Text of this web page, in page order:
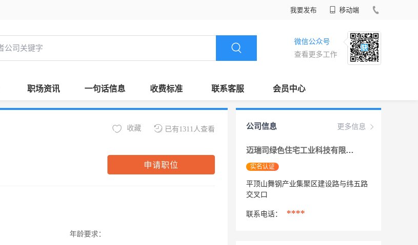
我要发布 移动端
微信公众号
查看更多工作
职场资讯 一句话信息 收费标准 联系客服 会员中心
已有1311人查看
收藏
申请职位
年龄要求：
更多信息
公司信息
迈瑞司绿色住宅工业科技有限公司
实名认证
平顶山舞钢产业集聚区建设路与纬五路
交叉口
联系电话： ****